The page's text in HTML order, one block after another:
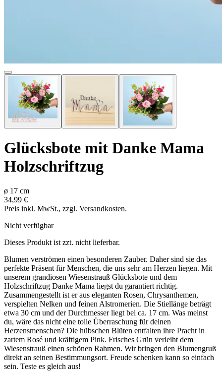
Glücksbote mit Danke Mama
Holzschriftzug
ø 17 cm
34,99 €
Preis inkl. MwSt., zzgl. Versandkosten.
Nicht verfügbar
Dieses Produkt ist zzt. nicht lieferbar.
Blumen verströmen einen besonderen Zauber. Daher sind sie das
perfekte Präsent für Menschen, die uns sehr am Herzen liegen. Mit
unserem grandiosen Wiesenstrauß Glücksbote und dem
Holzschriftzug Danke Mama liegst du garantiert richtig.
Zusammengestellt ist er aus eleganten Rosen, Chrysanthemen,
verspielten Nelken und feinen Alstromerien. Die Stiellänge beträgt
etwa 30 cm und der Durchmesser liegt bei ca. 17 cm. Was meinst
du, wäre das nicht eine tolle Überraschung für deinen
Herzensmenschen? Die hübschen Blüten entfalten ihre Pracht in
zartem Rosé und kräftigem Pink. Frisches Grün verleiht dem
Wiesenstrauß einen schönen Rahmen. Wir bringen den Blumengruß
direkt an seinen Bestimmungsort. Freude schenken kann so einfach
sein. Teste es gleich aus!